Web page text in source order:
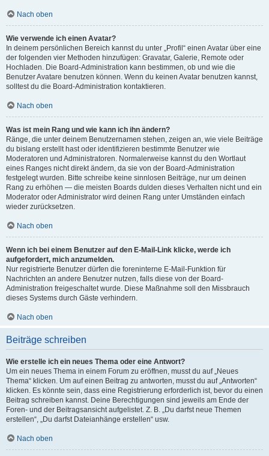
Nach oben
Wie verwende ich einen Avatar?
In deinem persönlichen Bereich kannst du unter „Profil“ einen Avatar über eine
der folgenden vier Methoden hinzufügen: Gravatar, Galerie, Remote oder
Hochladen. Die Board-Administration kann bestimmen, ob und wie die
Benutzer Avatare benutzen können. Wenn du keinen Avatar benutzen kannst,
solltest du die Board-Administration kontaktieren.
Nach oben
Was ist mein Rang und wie kann ich ihn ändern?
Ränge, die unter deinem Benutzernamen stehen, zeigen an, wie viele Beiträge
du bislang erstellt hast oder identifizieren bestimmte Benutzer wie
Moderatoren und Administratoren. Normalerweise kannst du den Wortlaut
eines Ranges nicht direkt ändern, da sie von der Board-Administration
festgelegt wurden. Bitte schreibe keine sinnlosen Beiträge, nur um deinen
Rang zu erhöhen — die meisten Boards dulden dieses Verhalten nicht und ein
Moderator oder Administrator wird deinen Rang unter Umständen einfach
wieder zurücksetzen.
Nach oben
Wenn ich bei einem Benutzer auf den E-Mail-Link klicke, werde ich
aufgefordert, mich anzumelden.
Nur registrierte Benutzer dürfen die foreninterne E-Mail-Funktion für
Nachrichten an andere Benutzer nutzen, falls diese von der Board-
Administration freigeschaltet wurde. Diese Maßnahme soll den Missbrauch
dieses Systems durch Gäste verhindern.
Nach oben
Beiträge schreiben
Wie erstelle ich ein neues Thema oder eine Antwort?
Um ein neues Thema in einem Forum zu eröffnen, musst du auf „Neues
Thema“ klicken. Um auf einen Beitrag zu antworten, musst du auf „Antworten“
klicken. Es könnte sein, dass eine Registrierung erforderlich ist, bevor du einen
Beitrag schreiben kannst. Deine Berechtigungen sind jeweils am Ende der
Foren- und der Beitragsansicht aufgelistet. Z. B. „Du darfst neue Themen
erstellen“, „Du darfst Dateianhänge erstellen“ usw.
Nach oben